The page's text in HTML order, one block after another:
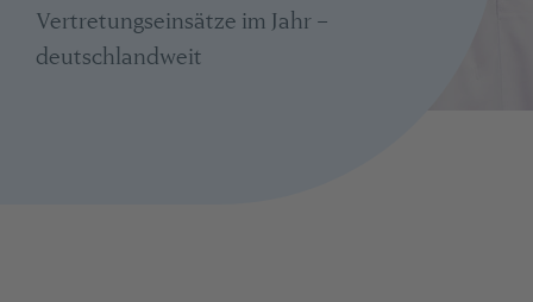
Vertretungseinsätze im Jahr –
deutschlandweit